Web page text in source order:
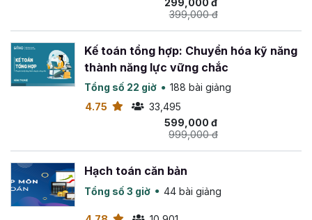
399,000 đ
Kế toán tổng hợp: Chuyển hóa kỹ năng
thành năng lực vững chắc
Tổng số 22 giờ
188 bài giảng
4.75
33,495
599,000 đ
999,000 đ
Hạch toán căn bản
Tổng số 3 giờ 44 bài giảng